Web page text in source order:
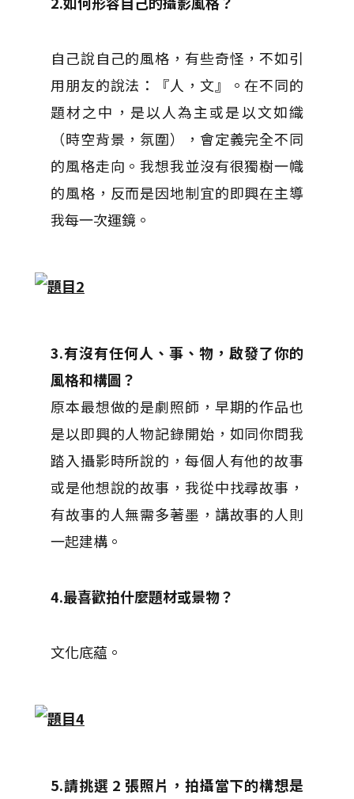
自己說自己的風格，有些奇怪，不如引
用朋友的說法：『人，文』。在不同的
題材之中，是以人為主或是以文如織
（時空背景，氛圍），會定義完全不同
的風格走向。我想我並沒有很獨樹一幟
的風格，反而是因地制宜的即興在主導
我每一次運鏡。
3.有沒有任何人、事、物，啟發了你的
風格和構圖？
原本最想做的是劇照師，早期的作品也
是以即興的人物記錄開始，如同你問我
踏入攝影時所說的，每個人有他的故事
或是他想說的故事，我從中找尋故事，
有故事的人無需多著墨，講故事的人則
一起建構。
4.最喜歡拍什麼題材或景物？
文化底藴。
5.請挑選 2 張照片，拍攝當下的構想是